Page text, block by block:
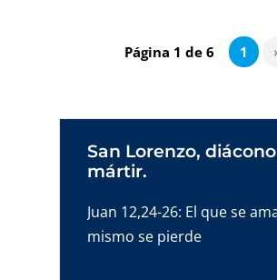
Página 1 de 6 1
San Lorenzo,
mártir.
Juan 12,24-26: El que se
mismo se pierde